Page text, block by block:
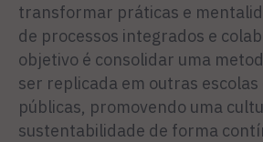
transformar práticas e
de processos integrados e
objetivo é consolidar uma
ser replicada em outras
públicas, promovendo uma
sustentabilidade de forma